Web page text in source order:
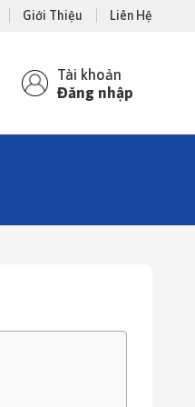
Giới Thiệu Liên Hệ
Tài khoản
Đăng nhập